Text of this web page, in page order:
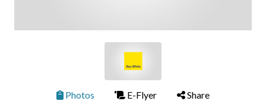
Photos E-Flyer Share